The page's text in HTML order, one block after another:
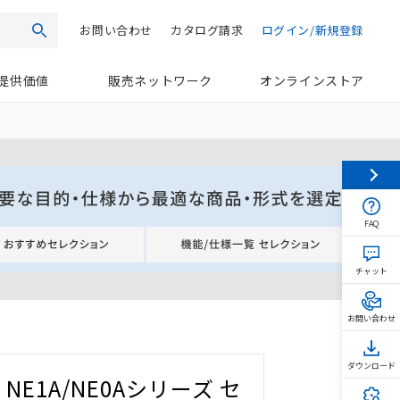
検索 ログイン/新規登録
カタログ請求
お問い合わせ
供価値 販売ネットワーク オンラインストア
NE1A/NE0Aシリーズ セ
FAQ
チャット
お問い合わせ
ダウンロード